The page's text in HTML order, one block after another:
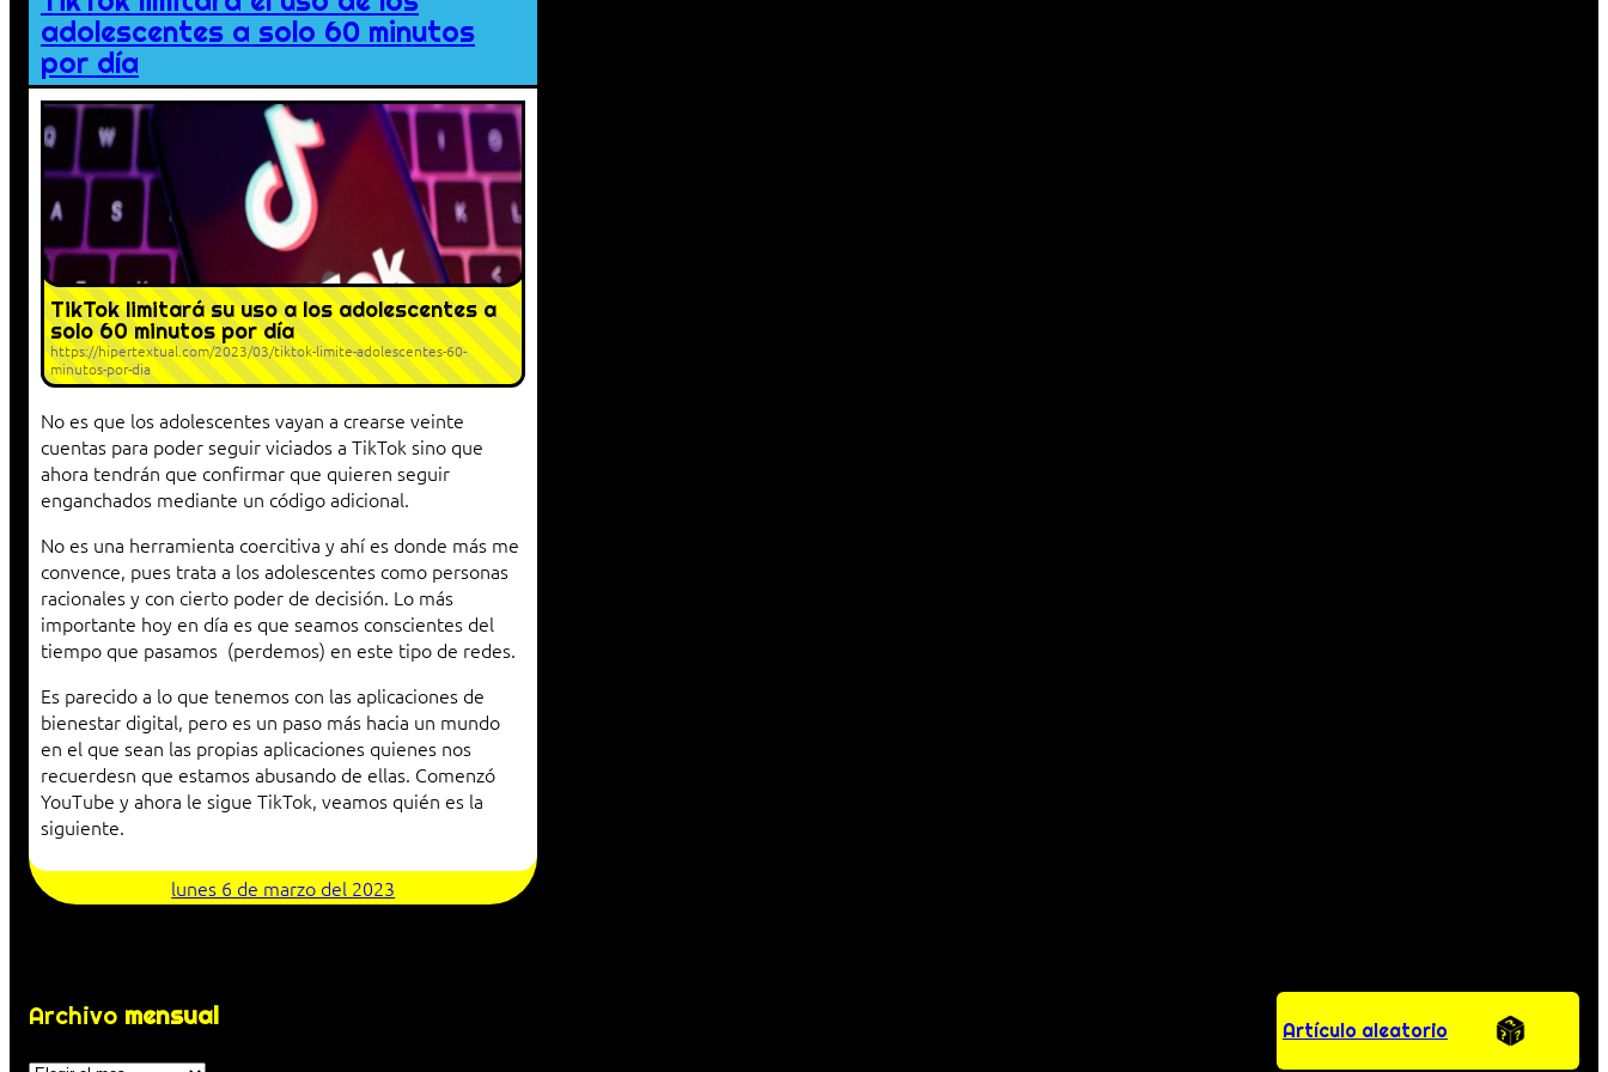
adolescentes a solo 60 minutos
por día
TikTok limitará su uso a los adolescentes a
solo 60 minutos por día
https://hipertextual.com/2023/03/tiktok-limite-adolescentes-60-
minutos-por-dia
No es que los adolescentes vayan a crearse veinte
cuentas para poder seguir viciados a TikTok sino que
ahora tendrán que confirmar que quieren seguir
enganchados mediante un código adicional.
No es una herramienta coercitiva y ahí es donde más me
convence, pues trata a los adolescentes como personas
racionales y con cierto poder de decisión. Lo más
importante hoy en día es que seamos conscientes del
tiempo que pasamos (perdemos) en este tipo de redes.
Es parecido a lo que tenemos con las aplicaciones de
bienestar digital, pero es un paso más hacia un mundo
en el que sean las propias aplicaciones quienes nos
recuerdesn que estamos abusando de ellas. Comenzó
YouTube y ahora le sigue TikTok, veamos quién es la
siguiente.
lunes 6 de marzo del 2023
Archivo mensual Artículo aleatorio